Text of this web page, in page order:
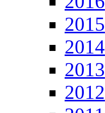
2015
2014
2013
2012